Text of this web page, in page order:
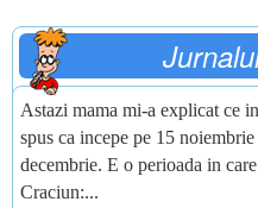
Astazi mama mi-a explicat ce
spus ca incepe pe 15
decembrie. E o perioada in
Craciun:...